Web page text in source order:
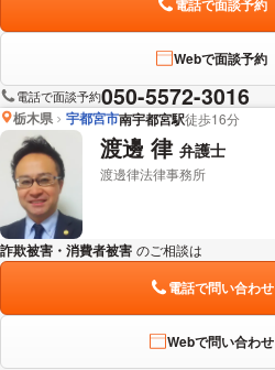
Webで面談予約
電話で面談予約050-5572-3016
栃木県 宇都宮市南宇都宮駅徒歩16分
渡邊 律 弁護士
渡邊律法律事務所
詐欺被害・消費者被害 のご相談は
電話で問い合わせ
Webで問い合わせ